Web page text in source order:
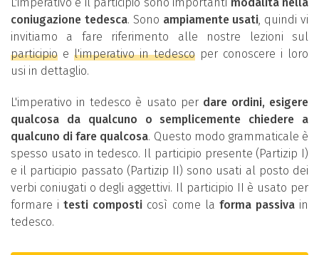
coniugazione tedesca. Sono ampiamente usati, quindi vi
invitiamo a fare riferimento alle nostre lezioni sul
participio e l'imperativo in tedesco per conoscere i loro
usi in dettaglio.
L'imperativo in tedesco è usato per dare ordini, esigere
qualcosa da qualcuno o semplicemente chiedere a
qualcuno di fare qualcosa. Questo modo grammaticale è
spesso usato in tedesco. Il participio presente (Partizip I)
e il participio passato (Partizip II) sono usati al posto dei
verbi coniugati o degli aggettivi. Il participio II è usato per
formare itesti composti così come la forma passivain
tedesco.